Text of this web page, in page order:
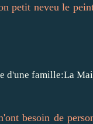
petit neveu le
besoin de